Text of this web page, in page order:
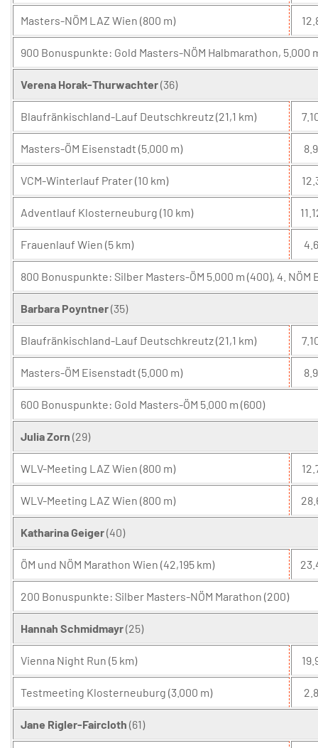
Masters-NÖM LAZ Wien (800 m)
900 Bonuspunkte: Gold Masters-NÖM Halbmarathon, 5.000
Verena Horak-Thurwachter(36)
Blaufränkischland-Lauf Deutschkreutz (21,1 km)
Masters-ÖM Eisenstadt (5.000 m)
VCM-Winterlauf Prater (10 km)
Adventlauf Klosterneuburg (10 km)
Frauenlauf Wien (5 km)
800 Bonuspunkte: Silber Masters-ÖM 5.000 m (400), 4. NÖM
Barbara Poyntner(35)
Blaufränkischland-Lauf Deutschkreutz (21,1 km)
Masters-ÖM Eisenstadt (5.000 m)
600 Bonuspunkte: Gold Masters-ÖM 5.000 m (600)
Julia Zorn (29)
WLV-Meeting LAZ Wien (800 m)
WLV-Meeting LAZ Wien (800 m)
Katharina Geiger(40)
ÖM und NÖM Marathon Wien (42,195 km)
200 Bonuspunkte: Silber Masters-NÖM Marathon (200)
Hannah Schmidmayr(25)
Vienna Night Run (5 km)
Testmeeting Klosterneuburg (3.000 m)
Jane Rigler-Faircloth (61)